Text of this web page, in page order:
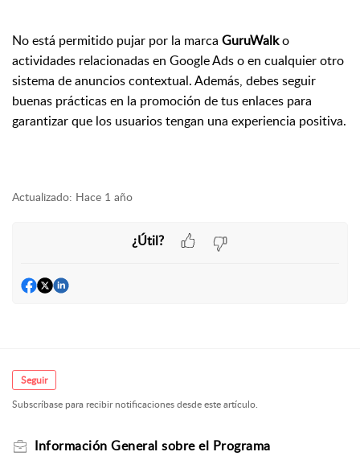
No está permitido pujar por la marca GuruWalko
actividades relacionadas en Google Ads o en cualquier otro
sistema de anuncios contextual. Además, debes seguir
buenas prácticas en la promoción de tus enlaces para
garantizar que los usuarios tengan una experiencia positiva.
Actualizado: Hace 1 año
¿Útil?
Seguir
Subscríbase para recibir notificaciones desde este artículo.
Información General sobre el Programa